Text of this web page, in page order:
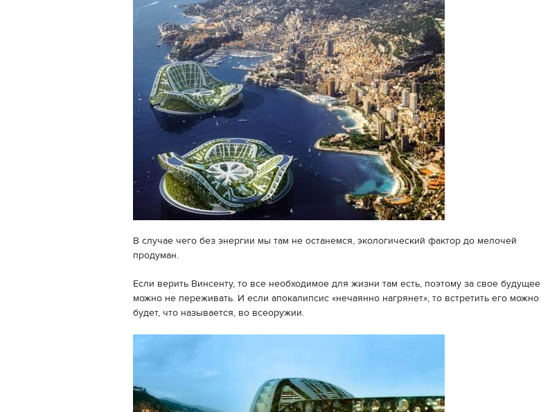
В случае чего без энергии мы там не останемся, экологический фактор до мелочей
продуман.
Если верить Винсенту, то все необходимое для жизни там есть, поэтому за свое будущее
можно не переживать. И если апокалипсис «нечаянно нагрянет», то встретить его можно
будет, что называется, во всеоружии.